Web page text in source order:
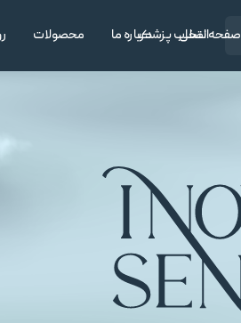
صفحه اصلی درباره ما محصولات انتخاب پزشک